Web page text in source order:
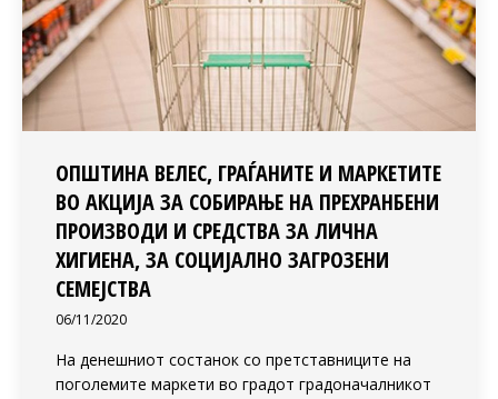
ОПШТИНА ВЕЛЕС, ГРАЃАНИТЕ И МАРКЕТИТЕ
ВО АКЦИЈА ЗА СОБИРАЊЕ НА ПРЕХРАНБЕНИ
ПРОИЗВОДИ И СРЕДСТВА ЗА ЛИЧНА
ХИГИЕНА, ЗА СОЦИЈАЛНО ЗАГРОЗЕНИ
СЕМЕЈСТВА
06/11/2020
На денешниот состанок со претставниците на
поголемите маркети во градот градоначалникот